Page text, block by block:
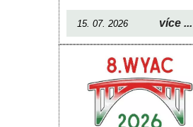
15. 07. 2026 více ...